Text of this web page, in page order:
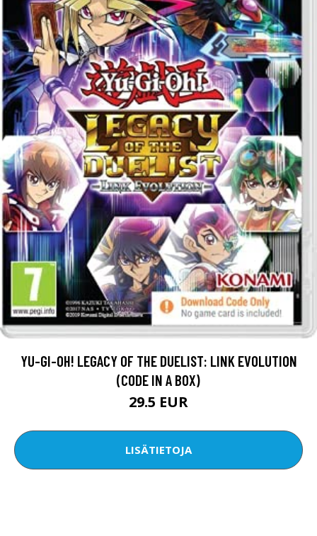
YU-GI-OH! LEGACY OF THE DUELIST: LINK EVOLUTION
(CODE IN A BOX)
29.5 EUR
LISÄTIETOJA